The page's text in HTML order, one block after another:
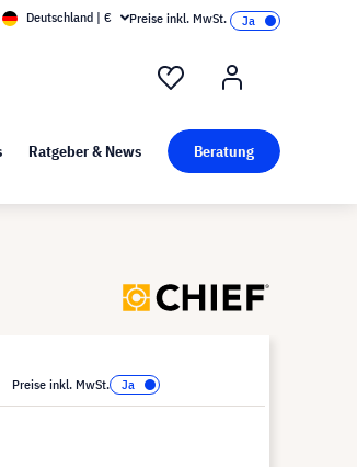
bei visunext
Deutschland | € Preise inkl. MwSt.
Ratgeber & News Beratung
Preise inkl. MwSt.